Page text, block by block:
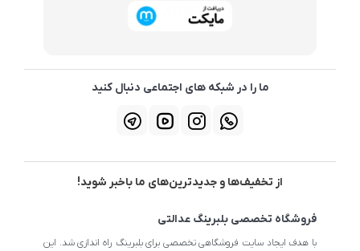
ما را در شبکه های اجتماعی دنبال کنید
از تخفیف‌ها و جدیدترین‌های ما باخبر شوید!
فروشگاه تخصصی بلبرینگ عدالتی
با هدف ایجاد سایت فروشگاهی تخصصی برای بلبرینگ راه اندازی شد. این